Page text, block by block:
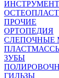
ПРОЧИЕ
ОРТОПЕДИЯ
СЛЕПОЧНЫЕ
ЗУБЫ
ГИЛЬЗЫ